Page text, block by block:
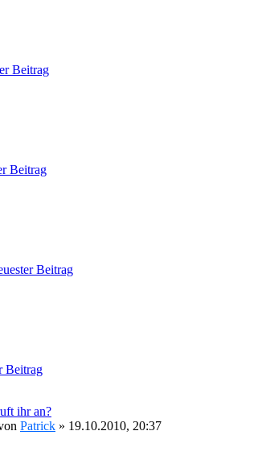
Beitrag
Beitrag
Beitrag
Beitrag
ihr an?
Patrick » 19.10.2010, 20:37